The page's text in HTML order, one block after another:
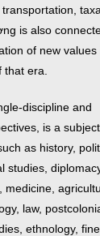
is also
of new values
era.
discipline and
is a
as history,
studies,
law,
ethnology, fine